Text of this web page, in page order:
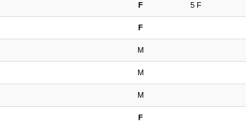
F 5 F
F
M
M
M
F